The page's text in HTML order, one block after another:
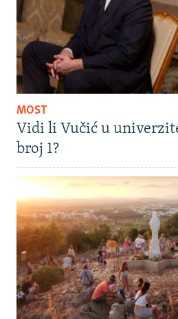
MOST
Vidi li Vučić u
broj 1?